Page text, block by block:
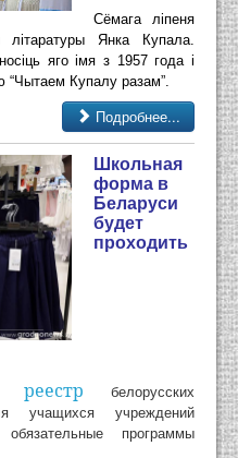
Сёмага ліпеня
літаратуры Янка Купала.
яго імя з 1957 года і
“Чытаем Купалу разам”.
Подробнее...
Школьная
форма в
Беларуси
будет
проходить
реестр белорусских
учащихся учреждений
программы